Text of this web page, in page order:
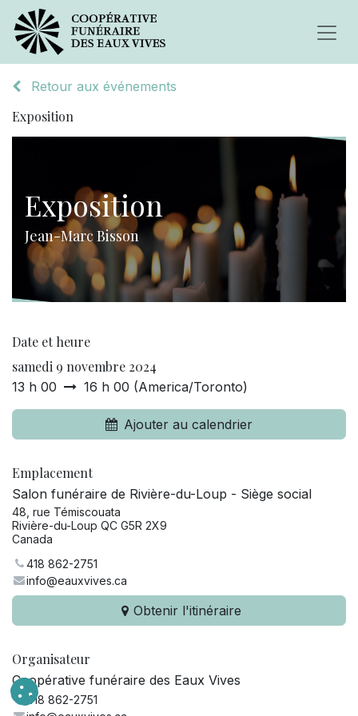
Retour aux événements
Exposition
Exposition
Jean-Marc Bisson
Date et heure
samedi 9 novembre 2024
13 h 00 16 h 00 (America/Toronto)
Ajouter au calendrier
Emplacement
Salon funéraire de Rivière-du-Loup - Siège social
48, rue Témiscouata
Rivière-du-Loup QC G5R 2X9
Canada
418 862-2751
info@eauxvives.ca
Obtenir l'itinéraire
Organisateur
Coopérative funéraire des Eaux Vives
418 862-2751